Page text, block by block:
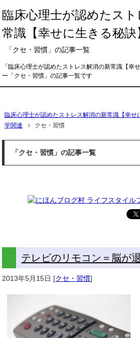
臨床心理士が認めたス
常識【幸せに生きる秘訣
「クセ・習慣」の記事一覧
「臨床心理士が認めたストレス解消の新常識【幸
ー「クセ・習慣」の記事一覧です
臨床心理士が認めたストレス解消の新常識【幸せ
学関連
クセ・習慣
「クセ・習慣」の記事一覧
テレビのリモコン＝脳が
2013年5月15日 [クセ・習慣]